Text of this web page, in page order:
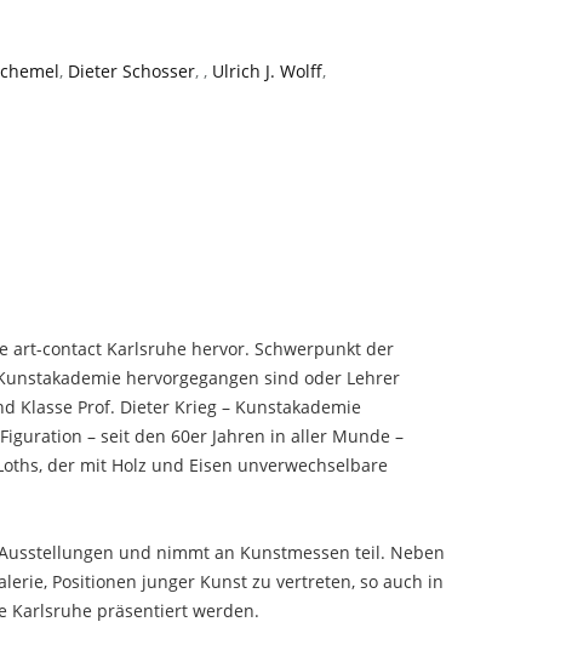
, Dieter Schosser, , Ulrich J. Wolff,
art-contact Karlsruhe hervor. Schwerpunkt der
hervorgegangen sind oder Lehrer
Klasse Prof. Dieter Krieg – Kunstakademie
– seit den 60er Jahren in aller Munde –
der mit Holz und Eisen unverwechselbare
und nimmt an Kunstmessen teil. Neben
Positionen junger Kunst zu vertreten, so auch in
Karlsruhe präsentiert werden.